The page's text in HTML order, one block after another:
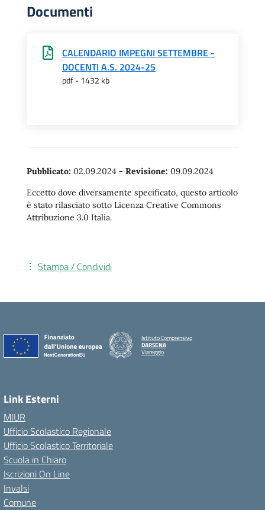
Documenti
CALENDARIO IMPEGNI SETTEMBRE -
DOCENTI A.S. 2024-25
pdf - 1432 kb
Pubblicato: 02.09.2024 - Revisione: 09.09.2024
Eccetto dove diversamente specificato, questo articolo
è stato rilasciato sotto Licenza Creative Commons
Attribuzione 3.0 Italia.
Stampa / Condividi
Istituto Comprensivo
DARSENA
Viareggio
Link Esterni
MIUR
Ufficio Scolastico Regionale
Ufficio Scolastico Territoriale
Scuola in Chiaro
Iscrizioni On Line
Invalsi
Comune